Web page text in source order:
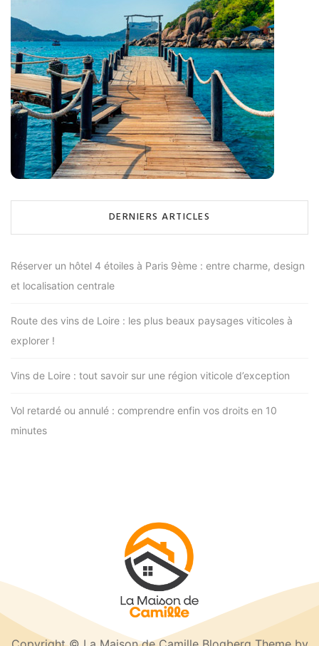
DERNIERS ARTICLES
Réserver un hôtel 4 étoiles à Paris 9ème : entre charme, design
et localisation centrale
Route des vins de Loire : les plus beaux paysages viticoles à
explorer !
Vins de Loire : tout savoir sur une région viticole d’exception
Vol retardé ou annulé : comprendre enfin vos droits en 10
minutes